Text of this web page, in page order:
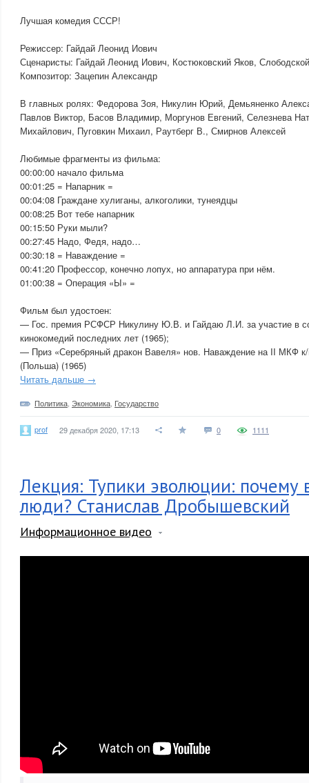
Лучшая комедия СССР!
Режиссер: Гайдай Леонид Иович
Сценаристы: Гайдай Леонид Иович, Костюковский Яков,
Композитор: Зацепин Александр
В главных ролях: Федорова Зоя, Никулин Юрий, Демьяненко
Павлов Виктор, Басов Владимир, Моргунов Евгений, Селезнева
Михайлович, Пуговкин Михаил, Раутберг В., Смирнов Алексей
Любимые фрагменты из фильма:
00:00:00 начало фильма
00:01:25 = Напарник =
00:04:08 Граждане хулиганы, алкоголики, тунеядцы
00:08:25 Вот тебе напарник
00:15:50 Руки мыли?
00:27:45 Надо, Федя, надо…
00:30:18 = Наваждение =
00:41:20 Профессор, конечно лопух, но аппаратура при нём.
01:00:38 = Операция «Ы» =
Фильм был удостоен:
— Гос. премия РСФСР Никулину Ю.В. и Гайдаю Л.И. за участие в
кинокомедий последних лет (1965);
— Приз «Серебряный дракон Вавеля» нов. Наваждение на II МКФ
(Польша) (1965)
Читать дальше →
Политика Экономика Государство
prof 29 декабря 2020, 17:13 0 1111
Лекция: Тупики эволюции: почему
люди? Станислав Дробышевский
Информационное видео